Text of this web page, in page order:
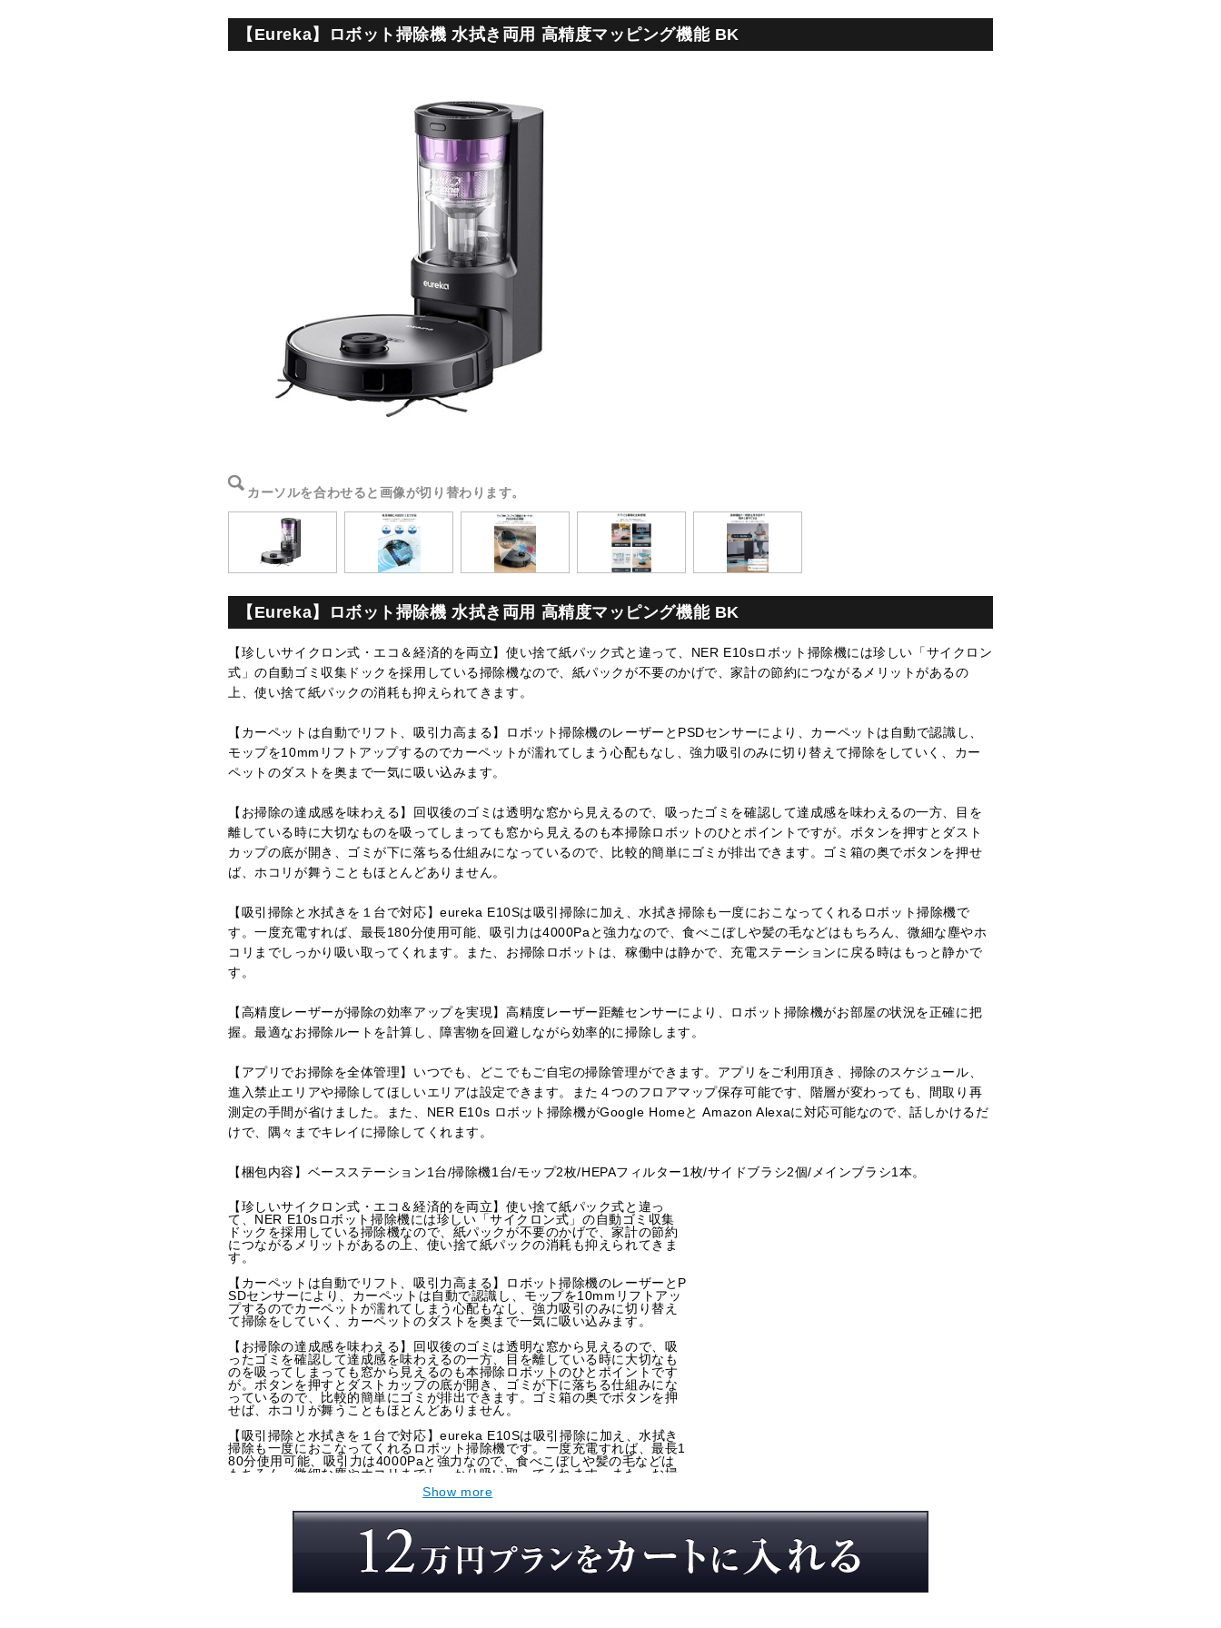
【Eureka】ロボット掃除機 水拭き両用 高精度マッピング機能 BK
カーソルを合わせると画像が切り替わります。
【Eureka】ロボット掃除機 水拭き両用 高精度マッピング機能 BK
【珍しいサイクロン式・エコ＆経済的を両立】使い捨て紙パック式と違って、NER E10sロボット掃除機には珍しい「サイクロン
式」の自動ゴミ収集ドックを採用している掃除機なので、紙パックが不要のかげで、家計の節約につながるメリットがあるの
上、使い捨て紙パックの消耗も抑えられてきます。
【カーペットは自動でリフト、吸引力高まる】ロボット掃除機のレーザーとPSDセンサーにより、カーペットは自動で認識し、
モップを10mmリフトアップするのでカーペットが濡れてしまう心配もなし、強力吸引のみに切り替えて掃除をしていく、カー
ペットのダストを奥まで一気に吸い込みます。
【お掃除の達成感を味わえる】回収後のゴミは透明な窓から見えるので、吸ったゴミを確認して達成感を味わえるの一方、目を
離している時に大切なものを吸ってしまっても窓から見えるのも本掃除ロボットのひとポイントですが。ボタンを押すとダスト
カップの底が開き、ゴミが下に落ちる仕組みになっているので、比較的簡単にゴミが排出できます。ゴミ箱の奥でボタンを押せ
ば、ホコリが舞うこともほとんどありません。
【吸引掃除と水拭きを１台で対応】eureka E10Sは吸引掃除に加え、水拭き掃除も一度におこなってくれるロボット掃除機で
す。一度充電すれば、最長180分使用可能、吸引力は4000Paと強力なので、食べこぼしや髪の毛などはもちろん、微細な塵やホ
コリまでしっかり吸い取ってくれます。また、お掃除ロボットは、稼働中は静かで、充電ステーションに戻る時はもっと静かで
す。
【高精度レーザーが掃除の効率アップを実現】高精度レーザー距離センサーにより、ロボット掃除機がお部屋の状況を正確に把
握。最適なお掃除ルートを計算し、障害物を回避しながら効率的に掃除します。
【アプリでお掃除を全体管理】いつでも、どこでもご自宅の掃除管理ができます。アプリをご利用頂き、掃除のスケジュール、
進入禁止エリアや掃除してほしいエリアは設定できます。また４つのフロアマップ保存可能です、階層が変わっても、間取り再
測定の手間が省けました。また、NER E10s ロボット掃除機がGoogle Homeと Amazon Alexaに対応可能なので、話しかけるだ
けで、隅々までキレイに掃除してくれます。
【梱包内容】ベースステーション1台/掃除機1台/モップ2枚/HEPAフィルター1枚/サイドブラシ2個/メインブラシ1本。
【珍しいサイクロン式・エコ＆経済的を両立】使い捨て紙パック式と違っ
て、NER E10sロボット掃除機には珍しい「サイクロン式」の自動ゴミ収集
ドックを採用している掃除機なので、紙パックが不要のかげで、家計の節約
につながるメリットがあるの上、使い捨て紙パックの消耗も抑えられてきま
す。
【カーペットは自動でリフト、吸引力高まる】ロボット掃除機のレーザーとP
SDセンサーにより、カーペットは自動で認識し、モップを10mmリフトアッ
プするのでカーペットが濡れてしまう心配もなし、強力吸引のみに切り替え
て掃除をしていく、カーペットのダストを奥まで一気に吸い込みます。
【お掃除の達成感を味わえる】回収後のゴミは透明な窓から見えるので、吸
ったゴミを確認して達成感を味わえるの一方、目を離している時に大切なも
のを吸ってしまっても窓から見えるのも本掃除ロボットのひとポイントです
が。ボタンを押すとダストカップの底が開き、ゴミが下に落ちる仕組みにな
っているので、比較的簡単にゴミが排出できます。ゴミ箱の奥でボタンを押
せば、ホコリが舞うこともほとんどありません。
【吸引掃除と水拭きを１台で対応】eureka E10Sは吸引掃除に加え、水拭き
掃除も一度におこなってくれるロボット掃除機です。一度充電すれば、最長1
80分使用可能、吸引力は4000Paと強力なので、食べこぼしや髪の毛などは
もちろん、微細な塵やホコリまでしっかり吸い取ってくれます。また、お掃
除ロボットは、稼働中は静かで、充電ステーションに戻る時はもっと静かで
【高精度レーザーが掃除の効率アップを実現】高精度レーザー距離センサー
により、ロボット掃除機がお部屋の状況を正確に把握。最適なお掃除ルート
を計算し、障害物を回避しながら効率的に掃除します。
【アプリでお掃除を全体管理】いつでも、どこでもご自宅の掃除管理ができ
Show more